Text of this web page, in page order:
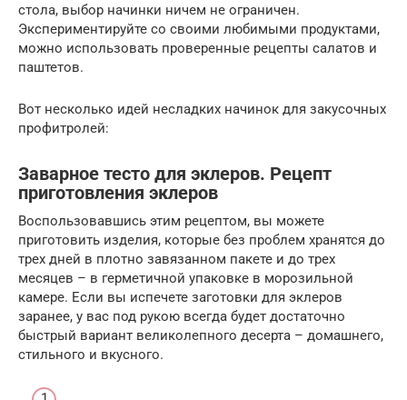
стола, выбор начинки ничем не ограничен.
Экспериментируйте со своими любимыми продуктами,
можно использовать проверенные рецепты салатов и
паштетов.
Вот несколько идей несладких начинок для закусочных
профитролей:
Заварное тесто для эклеров. Рецепт
приготовления эклеров
Воспользовавшись этим рецептом, вы можете
приготовить изделия, которые без проблем хранятся до
трех дней в плотно завязанном пакете и до трех
месяцев – в герметичной упаковке в морозильной
камере. Если вы испечете заготовки для эклеров
заранее, у вас под рукою всегда будет достаточно
быстрый вариант великолепного десерта – домашнего,
стильного и вкусного.